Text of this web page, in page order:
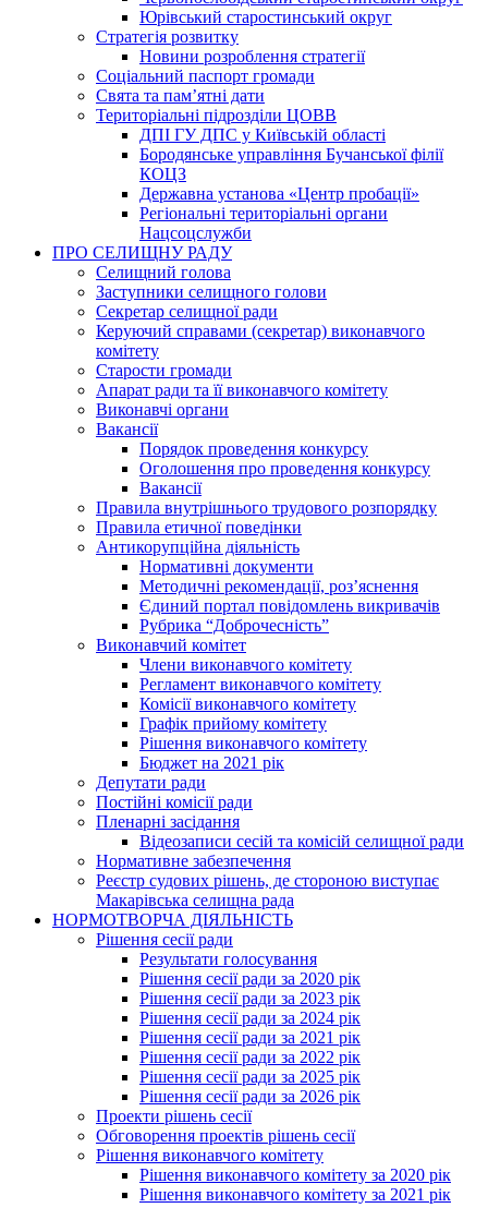
Юрівський старостинський округ
Стратегія розвитку
Новини розроблення стратегії
Соціальний паспорт громади
Свята та пам’ятні дати
Територіальні підрозділи ЦОВВ
ДПІ ГУ ДПС у Київській області
Бородянське управління Бучанської філії
КОЦЗ
Державна установа «Центр пробації»
Регіональні територіальні органи
Нацсоцслужби
ПРО СЕЛИЩНУ РАДУ
Селищний голова
Заступники селищного голови
Секретар селищної ради
Керуючий справами (секретар) виконавчого
комітету
Старости громади
Апарат ради та її виконавчого комітету
Виконавчі органи
Вакансії
Порядок проведення конкурсу
Оголошення про проведення конкурсу
Вакансії
Правила внутрішнього трудового розпорядку
Правила етичної поведінки
Антикорупційна діяльність
Нормативні документи
Методичні рекомендації, роз’яснення
Єдиний портал повідомлень викривачів
Рубрика “Доброчесність”
Виконавчий комітет
Члени виконавчого комітету
Регламент виконавчого комітету
Комісії виконавчого комітету
Графік прийому комітету
Рішення виконавчого комітету
Бюджет на 2021 рік
Депутати ради
Постійні комісії ради
Пленарні засідання
Відеозаписи сесій та комісій селищної ради
Нормативне забезпечення
Реєстр судових рішень, де стороною виступає
Макарівська селищна рада
НОРМОТВОРЧА ДІЯЛЬНІСТЬ
Рішення сесії ради
Результати голосування
Рішення сесії ради за 2020 рік
Рішення сесії ради за 2023 рік
Рішення сесії ради за 2024 рік
Рішення сесії ради за 2021 рік
Рішення сесії ради за 2022 рік
Рішення сесії ради за 2025 рік
Рішення сесії ради за 2026 рік
Проекти рішень сесії
Обговорення проектів рішень сесії
Рішення виконавчого комітету
Рішення виконавчого комітету за 2020 рік
Рішення виконавчого комітету за 2021 рік